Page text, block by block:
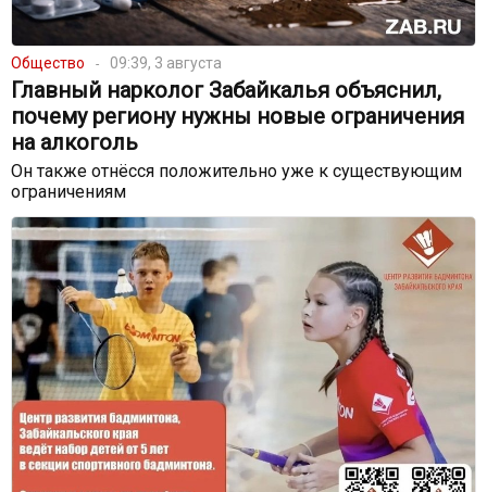
Общество 09:39, 3 августа
Главный нарколог Забайкалья объяснил,
почему региону нужны новые ограничения
на алкоголь
Он также отнёсся положительно уже к существующим
ограничениям